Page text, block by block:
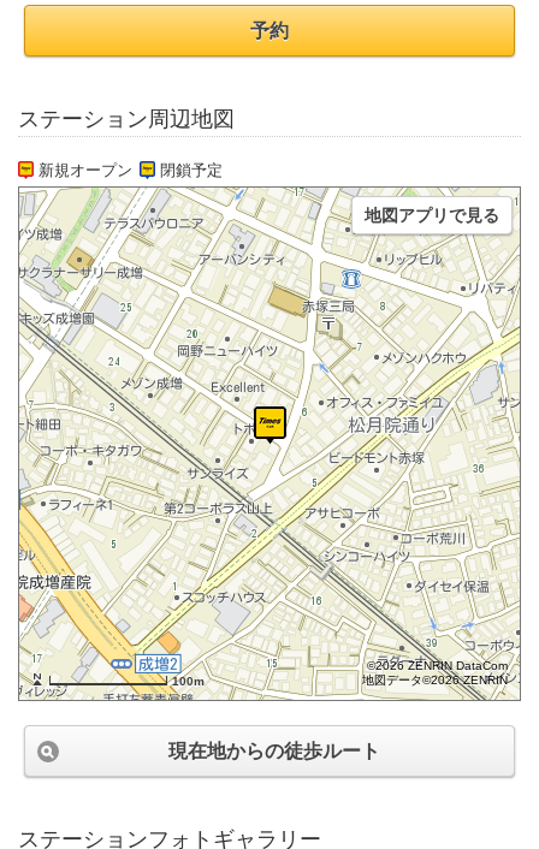
予約
ステーション周辺地図
新規オープン 閉鎖予定
100m
©2026 ZENRIN DataCom
地図データ©2026 ZENRIN
地図アプリで見る
現在地からの徒歩ルート
ステーションフォトギャラリー